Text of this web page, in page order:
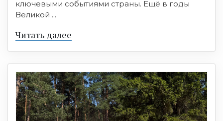
ключевыми событиями страны. Ещё в годы
Великой ...
Читать далее